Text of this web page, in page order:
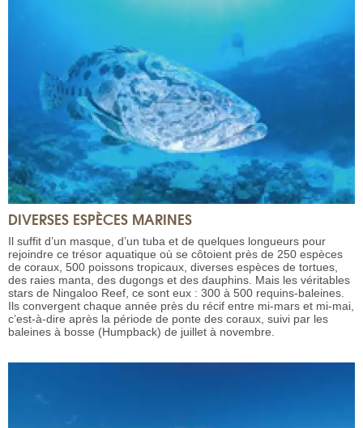
DIVERSES ESPÈCES MARINES
Il suffit d’un masque, d’un tuba et de quelques longueurs pour
rejoindre ce trésor aquatique où se côtoient près de 250 espèces
de coraux, 500 poissons tropicaux, diverses espèces de tortues,
des raies manta, des dugongs et des dauphins. Mais les véritables
stars de Ningaloo Reef, ce sont eux : 300 à 500 requins-baleines.
Ils convergent chaque année près du récif entre mi-mars et mi-mai,
c’est-à-dire après la période de ponte des coraux, suivi par les
baleines à bosse (Humpback) de juillet à novembre.